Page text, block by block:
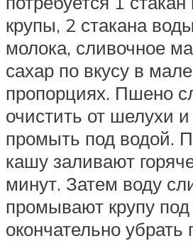
крупы, 2 стакана
молока, сливочное
сахар по вкусу в
пропорциях. Пшено
очистить от шелухи
промыть под водой.
кашу заливают
минут. Затем воду
промывают крупу
окончательно убрать